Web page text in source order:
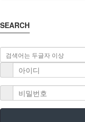
SEARCH